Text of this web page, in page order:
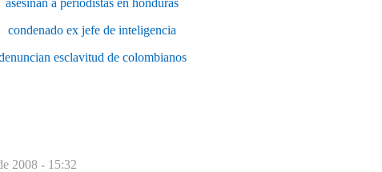
condenado ex jefe de inteligencia
esclavitud de colombianos
2008 - 15:32